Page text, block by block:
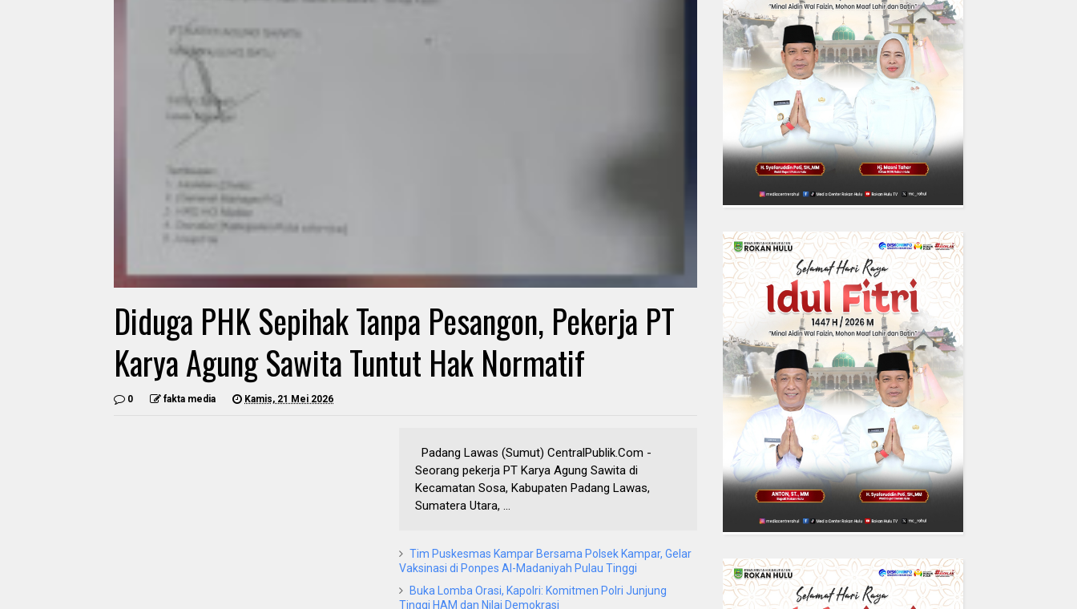
Diduga PHK Sepihak Tanpa Pesangon, Pekerja PT
Karya Agung Sawita Tuntut Hak Normatif
0 fakta media Kamis, 21 Mei 2026
Padang Lawas (Sumut) CentralPublik.Com -
Seorang pekerja PT Karya Agung Sawita di
Kecamatan Sosa, Kabupaten Padang Lawas,
Sumatera Utara, ...
Tim Puskesmas Kampar Bersama Polsek Kampar, Gelar
Vaksinasi di Ponpes Al-Madaniyah Pulau Tinggi
Buka Lomba Orasi, Kapolri: Komitmen Polri Junjung
Tinggi HAM dan Nilai Demokrasi